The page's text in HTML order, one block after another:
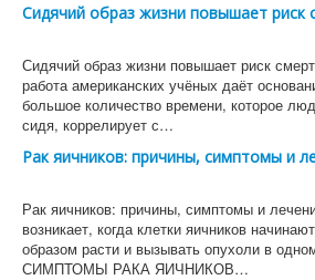
Сидячий образ жизни повышает риск
Сидячий образ жизни повышает риск
работа американских учёных даёт
большое количество времени, которое
сидя, коррелирует с…
Рак яичников: причины, симптомы и
Рак яичников: причины, симптомы и
возникает, когда клетки яичников
образом расти и вызывать опухоли в
СИМПТОМЫ РАКА ЯИЧНИКОВ…